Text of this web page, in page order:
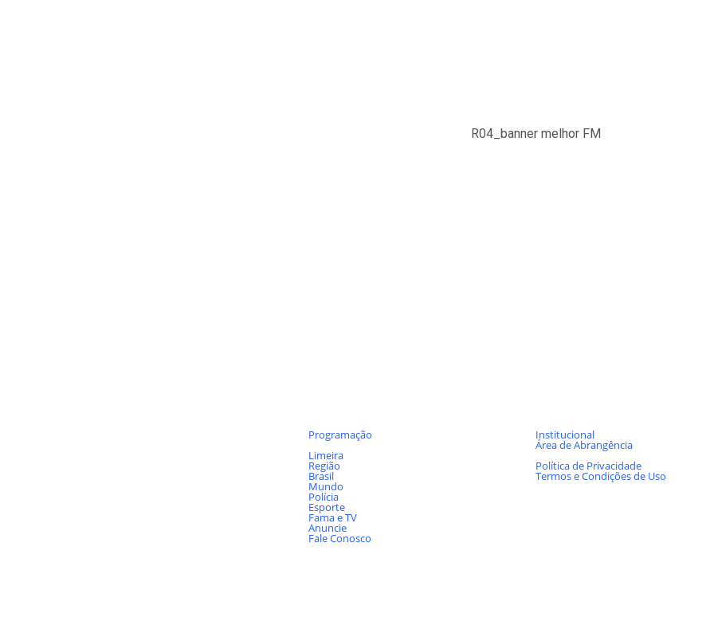
R04_banner melhor FM
Programação
Últimas
Limeira
Região
Brasil
Mundo
Polícia
Esporte
Fama e TV
Anuncie
Fale Conosco
Institucional
Área de Abrangência
Política de Privacidade
Termos e Condições de Uso
Fique por dentro